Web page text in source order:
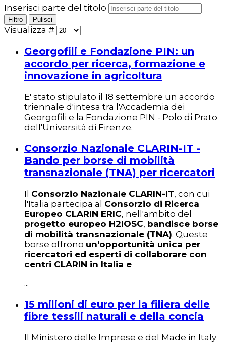
Inserisci parte del titolo
Filtro Pulisci
Visualizza #
Georgofili e Fondazione PIN: un
accordo per ricerca, formazione e
innovazione in agricoltura
E' stato stipulato il 18 settembre un accordo
triennale d'intesa tra l'Accademia dei
Georgofili e la Fondazione PIN - Polo di Prato
dell'Università di Firenze.
Consorzio Nazionale CLARIN-IT -
Bando per borse di mobilità
transnazionale (TNA) per ricercatori
Il Consorzio Nazionale CLARIN-IT, con cui
l'Italia partecipa al Consorzio di Ricerca
Europeo CLARIN ERIC, nell'ambito del
progetto europeo H2IOSC, bandisce borse
di mobilità transnazionale (TNA). Queste
borse offrono un'opportunità unica per
ricercatori ed esperti di collaborare con
centri CLARIN in Italia e
...
15 milioni di euro per la filiera delle
fibre tessili naturali e della concia
Il Ministero delle Imprese e del Made in Italy